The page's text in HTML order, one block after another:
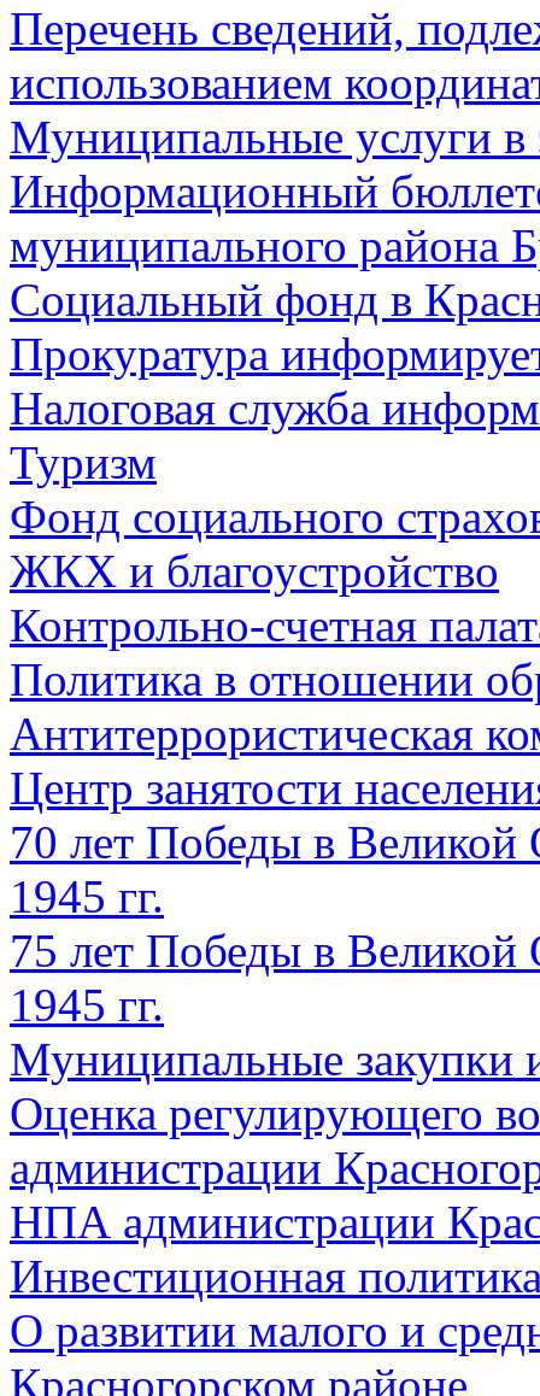
Перечень сведений,
использованием
Муниципальные услуги в
Информационный
муниципального района
Социальный фонд в
Прокуратура
Налоговая служба
Туризм
Фонд социального
ЖКХ и благоустройство
Контрольно-счетная
Политика в отношении
Антитеррористическая
Центр занятости
70 лет Победы в Великой
1945 гг.
75 лет Победы в Великой
1945 гг.
Муниципальные закупки
Оценка регулирующего
администрации
НПА администрации
Инвестиционная
О развитии малого и
Красногорском районе